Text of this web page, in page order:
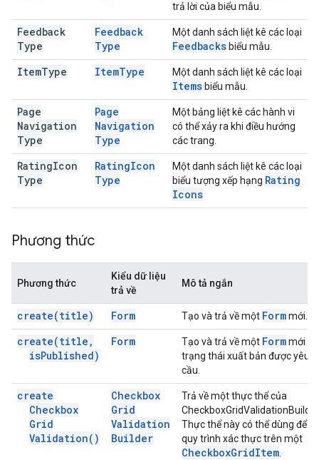
trả lời của biểu mẫu.
Feedback
Type
Feedback
Type
Một danh sách liệt kê các loại
Feedbacks biểu mẫu.
ItemType ItemType Một danh sách liệt kê các loại
Items biểu mẫu.
Page
Navigation
Type
Page
Navigation
Type
Một bảng liệt kê các hành vi
có thể xảy ra khi điều hướng
các trang.
RatingIcon
Type
RatingIcon
Type
Một danh sách liệt kê các loại
biểu tượng xếp hạng Rating
Icons
Phương thức
Phương thức
Kiểu dữ liệu
trả về
Mô tả ngắn
create(title) Form Tạo và trả về một Formmới.
create(title ,
isPublished)
Form Tạo và trả về một Formmới ở
trạng thái xuất bản được yêu
cầu.
create
Checkbox
Grid
Validation( )
Checkbox
Grid
Validation
Builder
Trả về một thực thể của
Thực thể này có thể dùng để
quy trình xác thực trên một
CheckboxGridItem